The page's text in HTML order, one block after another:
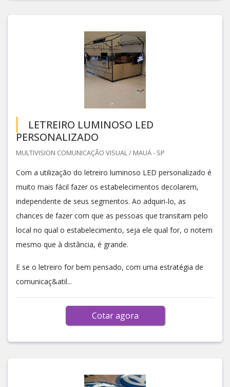
LETREIRO LUMINOSO LED
PERSONALIZADO
MULTIVISION COMUNICAÇÃO VISUAL / MAUÁ - SP
Com a utilização do letreiro luminoso LED personalizado é
muito mais fácil fazer os estabelecimentos decolarem,
independente de seus segmentos. Ao adquiri-lo, as
chances de fazer com que as pessoas que transitam pelo
local no qual o estabelecimento, seja ele qual for, o notem
mesmo que à distância, é grande.
E se o letreiro for bem pensado, com uma estratégia de
comunicaç&atil...
Cotar agora